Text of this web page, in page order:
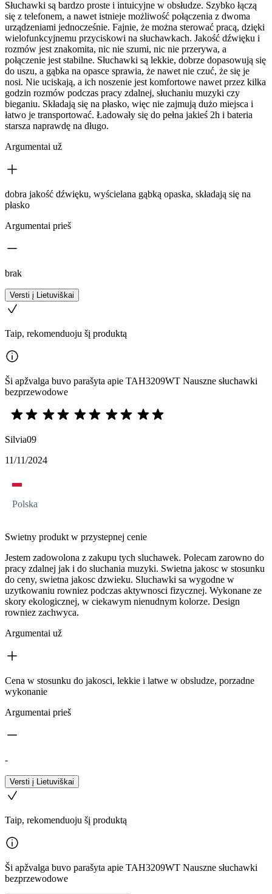
Słuchawki są bardzo proste i intuicyjne w obsłudze. Szybko łączą
się z telefonem, a nawet istnieje możliwość połączenia z dwoma
urządzeniami jednocześnie. Fajnie, że można sterować pracą, dzięki
wielofunkcyjnemu przyciskowi na słuchawkach. Jakość dźwięku i
rozmów jest znakomita, nic nie szumi, nic nie przerywa, a
połączenie jest stabilne. Słuchawki są lekkie, dobrze dopasowują się
do uszu, a gąbka na opasce sprawia, że nawet nie czuć, że się je
nosi. Nie uciskają, a ich noszenie jest komfortowe nawet przez kilka
godzin rozmów podczas pracy zdalnej, słuchaniu muzyki czy
bieganiu. Składają się na płasko, więc nie zajmują dużo miejsca i
łatwo je transportować. Ładowały się do pełna jakieś 2h i bateria
starsza naprawdę na długo.
Argumentai už
dobra jakość dźwięku, wyścielana gąbką opaska, składają się na
płasko
Argumentai prieš
brak
Versti į Lietuviškai
Taip, rekomenduoju šį produktą
Ši apžvalga buvo parašyta apie TAH3209WT Nauszne słuchawki
bezprzewodowe
Silvia09
11/11/2024
Polska
Swietny produkt w przystepnej cenie
Jestem zadowolona z zakupu tych sluchawek. Polecam zarowno do
pracy zdalnej jak i do sluchania muzyki. Swietna jakosc w stosunku
do ceny, swietna jakosc dzwieku. Sluchawki sa wygodne w
uzytkowaniu rowniez podczas aktywnosci fizycznej. Wykonane ze
skory ekologicznej, w ciekawym nienudnym kolorze. Design
rowniez zachwyca.
Argumentai už
Cena w stosunku do jakosci, lekkie i latwe w obsludze, porzadne
wykonanie
Argumentai prieš
-
Versti į Lietuviškai
Taip, rekomenduoju šį produktą
Ši apžvalga buvo parašyta apie TAH3209WT Nauszne słuchawki
bezprzewodowe